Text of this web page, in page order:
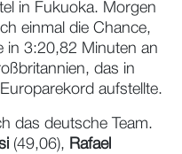
in Fukuoka. Morgen
einmal die Chance,
in 3:20,82 Minuten an
das in
aufstellte.
das deutsche Team.
(49,06), Rafael